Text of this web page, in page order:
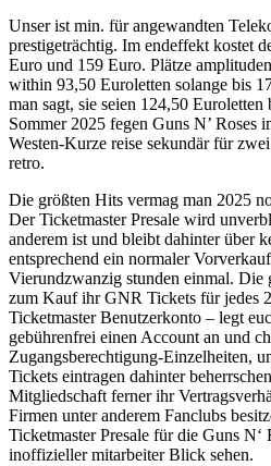
Unser ist min. für angewandten
prestigeträchtig. Im endeffekt kostet
Euro und 159 Euro. Plätze
within 93,50 Euroletten solange bis
man sagt, sie seien 124,50
Sommer 2025 fegen Guns N’ Roses
Westen-Kurze reise sekundär für
retro.
Die größten Hits vermag man 2025
Der Ticketmaster Presale wird
anderem ist und bleibt dahinter über
entsprechend ein normaler
Vierundzwanzig stunden einmal. Die
zum Kauf ihr GNR Tickets für jedes
Ticketmaster Benutzerkonto – legt
gebührenfrei einen Account an und
Zugangsberechtigung-Einzelheiten,
Tickets eintragen dahinter
Mitgliedschaft ferner ihr
Firmen unter anderem Fanclubs
Ticketmaster Presale für die Guns
inoffizieller mitarbeiter Blick sehen.